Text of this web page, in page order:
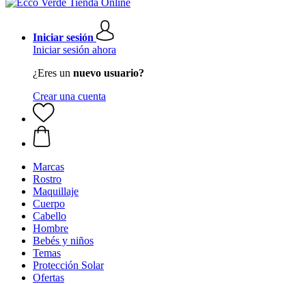
Iniciar sesión
Iniciar sesión ahora
¿Eres un nuevo usuario?
Crear una cuenta
Marcas
Rostro
Maquillaje
Cuerpo
Cabello
Hombre
Bebés y niños
Temas
Protección Solar
Ofertas